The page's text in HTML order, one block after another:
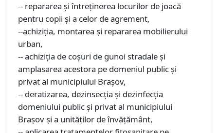
-- repararea şi întreţinerea locurilor de joacă
pentru copii şi a celor de agrement,
--achiziţia, montarea şi repararea mobilierului
urban,
-- achiziţia de coşuri de gunoi stradale şi
amplasarea acestora pe domeniul public şi
privat al municipiului Braşov,
-- deratizarea, dezinsecţia şi dezinfecţia
domeniului public şi privat al municipiului
Braşov şi a unităţilor de învăţământ,